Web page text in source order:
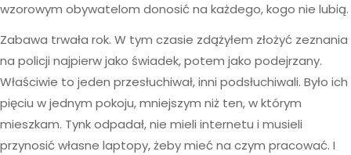
wzorowym obywatelom donosić na każdego, kogo nie lubią.
Zabawa trwała rok. W tym czasie zdążyłem złożyć zeznania
na policji najpierw jako świadek, potem jako podejrzany.
Właściwie to jeden przesłuchiwał, inni podsłuchiwali. Było ich
pięciu w jednym pokoju, mniejszym niż ten, w którym
mieszkam. Tynk odpadał, nie mieli internetu i musieli
przynosić własne laptopy, żeby mieć na czym pracować. I